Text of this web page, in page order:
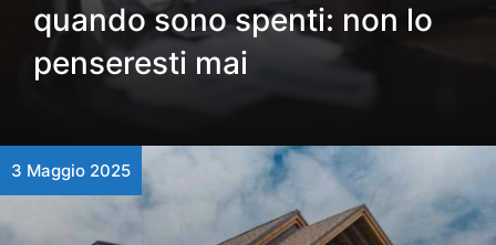
quando sono spenti: non lo
penseresti mai
3 Maggio 2025